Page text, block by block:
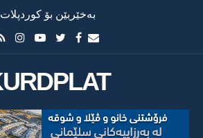
بەخێربێن بۆ کوردپلات
KURDPLAT